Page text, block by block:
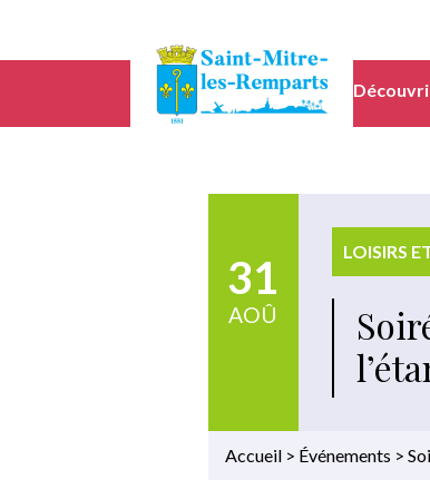
31
AOÛ
LOISIRS
Accueil > Événements >